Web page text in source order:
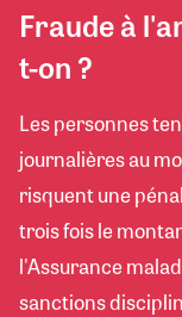
Fraude à
t-on ?
Les personnes
journalières au
risquent une
trois fois le
l'Assurance
sanctions